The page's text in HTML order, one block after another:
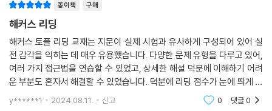
종이책 구매
해커스 리딩
해커스 토플 리딩 교재는 지문이 실제 시험과 유사하게 구성되어 있어 실
전 감각을 익히는 데 매우 유용했습니다. 다양한 문제 유형을 다루고 있어,
여러 가지 접근법을 연습할 수 있었고, 상세한 해설 덕분에 이해하기 어려
운 부분도 혼자서 해결할 수 있었습니다. 덕분에 리딩 점수가 눈에 띄게 향
상되었습니다.
y******1 2024.08.11. 신고 0 댓글0